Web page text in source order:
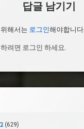
답글 남기기
해서는 로그인해야합니다.
려면 로그인 하세요.
(629)